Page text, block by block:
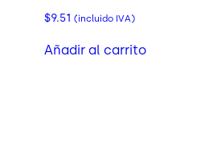
$9.51 (incluido IVA)
Añadir al carrito